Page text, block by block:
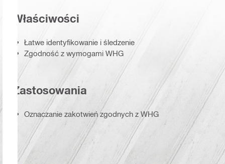
Właściwości
Łatwe identyfikowanie i śledzenie
Zgodność z wymogami WHG
Zastosowania
Oznaczanie zakotwień zgodnych z WHG